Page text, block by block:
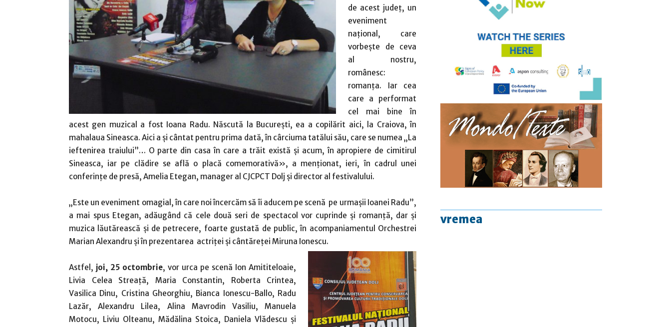
de acest judeţ, un
eveniment
naţional, care
vorbeşte de ceva
al nostru,
românesc:
romanţa. Iar cea
care a performat
cel mai bine în
acest gen muzical a fost Ioana Radu. Născută la Bucureşti, ea a copilărit aici, la Craiova, în
mahalaua Sineasca. Aici a şi cântat pentru prima dată, în cârciuma tatălui său, care se numea „La
ieftenirea traiului”… O parte din casa în care a trăit există şi acum, în apropiere de cimitirul
Sineasca, iar pe clădire se află o placă comemorativă», a menţionat, ieri, în cadrul unei
conferinţe de presă, Amelia Etegan, manager al CJCPCT Dolj şi director al festivalului.
„Este un eveniment omagial, în care noi încercăm să îi aducem pe scenă pe urmaşii Ioanei Radu”,
a mai spus Etegan, adăugând că cele două seri de spectacol vor cuprinde şi romanţă, dar şi
muzica lăutărească şi de petrecere, foarte gustată de public, în acompaniamentul Orchestrei
Marian Alexandru şi în prezentarea actriţei şi cântăreţei Miruna Ionescu.
Astfel, joi, 25 octombrie, vor urca pe scenă Ion Amititeloaie,
Livia Celea Streaţă, Maria Constantin, Roberta Crintea,
Vasilica Dinu, Cristina Gheorghiu, Bianca Ionescu-Ballo, Radu
Lazăr, Alexandru Lilea, Alina Mavrodin Vasiliu, Manuela
Motocu, Liviu Olteanu, Mădălina Stoica, Daniela Vlădescu şi
vremea